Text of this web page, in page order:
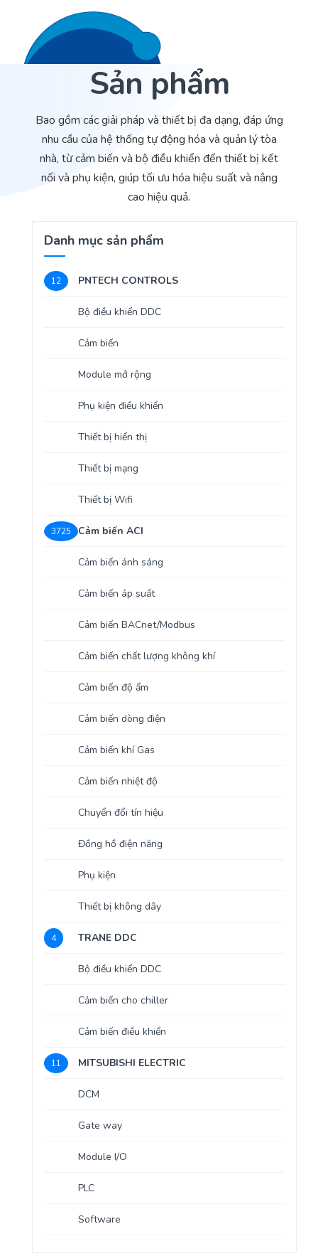
Giới thiệu
Dịch Vụ
Tư vấn thiết kế, thi công tủ điều khiển
Thi công – Lắp đặt hệ thống HVAC
Bài viết
Hợp tác
Liên hệ 24/7
Sản phẩm
Bao gồm các giải pháp và thiết bị đa dạng, đáp ứng
nhu cầu của hệ thống tự động hóa và quản lý tòa
nhà, từ cảm biến và bộ điều khiển đến thiết bị kết
nối và phụ kiện, giúp tối ưu hóa hiệu suất và nâng
cao hiệu quả.
Danh mục sản phẩm
12 PNTECH CONTROLS
Bộ điều khiển DDC
Cảm biến
Module mở rộng
Phụ kiện điều khiển
Thiết bị hiển thị
Thiết bị mạng
Thiết bị Wifi
3725 Cảm biến ACI
Cảm biến ánh sáng
Cảm biến áp suất
Cảm biến BACnet/Modbus
Cảm biến chất lượng không khí
Cảm biến độ ẩm
Cảm biến dòng điện
Cảm biến khí Gas
Cảm biến nhiệt độ
Chuyển đổi tín hiệu
Đồng hồ điện năng
Phụ kiện
Thiết bị không dây
4 TRANE DDC
Bộ điều khiển DDC
Cảm biến cho chiller
Cảm biến điều khiển
11 MITSUBISHI ELECTRIC
DCM
Gate way
Module I/O
PLC
Software